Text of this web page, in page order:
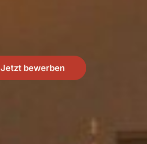
Jetzt bewerben